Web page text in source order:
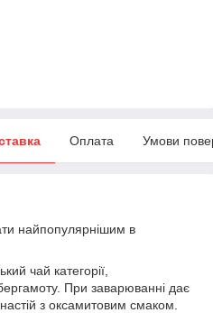
Оплата Умови
найпопулярнішим в
чай категорії,
При заварюванні дає
з оксамитовим смаком.